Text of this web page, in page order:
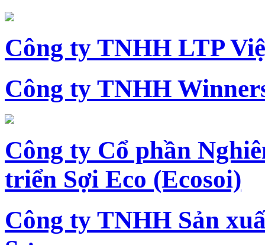
Công ty TNHH LTP
Công ty TNHH
Công ty Cổ phần
triển Sợi Eco (Ecosoi)
Công ty TNHH Sản